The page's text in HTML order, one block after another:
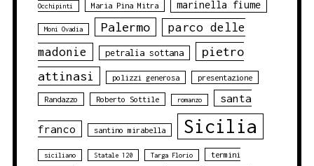
Occhipinti Maria Pina Mitra marinella fiume
Moni Ovadia Palermo
parco delle
madonie
petralia sottana
pietro
attinasi
polizzi generosa presentazione
Randazzo Roberto Sottile romanzo santa
franco santino mirabella Sicilia
siciliano Statale 120 Targa Florio termini